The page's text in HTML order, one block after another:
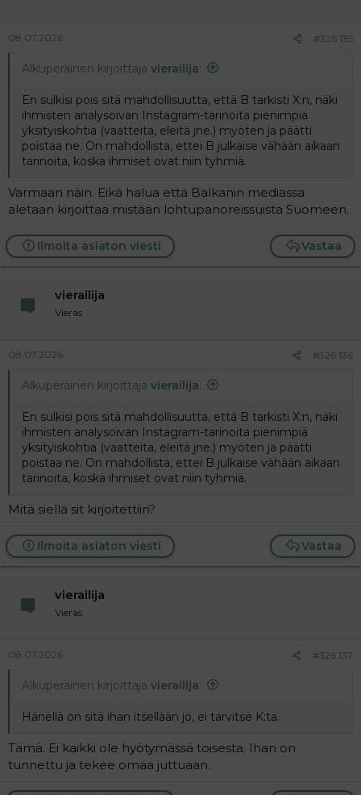
08.07.2026 #326 135
Alkuperäinen kirjoittaja vierailija:
En sulkisi pois sitä mahdollisuutta, että B tarkisti X:n, näki
ihmisten analysoivan Instagram-tarinoita pienimpiä
yksityiskohtia (vaatteita, eleitä jne.) myöten ja päätti
poistaa ne. On mahdollista, ettei B julkaise vähään aikaan
tarinoita, koska ihmiset ovat niin tyhmiä.
Varmaan näin. Eikä halua että Balkanin mediassa
aletaan kirjoittaa mistään lohtupanoreissuista Suomeen.
Vastaa
Ilmoita asiaton viesti
vierailija
Vieras
08.07.2026 #326 136
Alkuperäinen kirjoittaja vierailija:
En sulkisi pois sitä mahdollisuutta, että B tarkisti X:n, näki
ihmisten analysoivan Instagram-tarinoita pienimpiä
yksityiskohtia (vaatteita, eleitä jne.) myöten ja päätti
poistaa ne. On mahdollista, ettei B julkaise vähään aikaan
tarinoita, koska ihmiset ovat niin tyhmiä.
Mitä siellä sit kirjoitettiin?
Vastaa
Ilmoita asiaton viesti
vierailija
Vieras
08.07.2026 #326 137
Alkuperäinen kirjoittaja vierailija:
Hänellä on sitä ihan itsellään jo, ei tarvitse K:ta.
Tämä. Ei kaikki ole hyötymässä toisesta. Ihan on
tunnettu ja tekee omaa juttuaan.